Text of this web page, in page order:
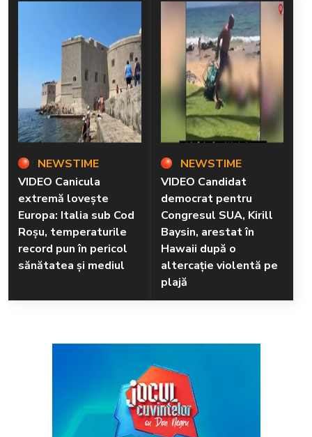
NEWSTIME
VIDEO Canicula
extremă lovește
Europa: Italia sub Cod
Roșu, temperaturile
record pun în pericol
sănătatea și mediul
NEWSTIME
VIDEO Candidat
democrat pentru
Congresul SUA, Kirill
Baysin, arestat în
Hawaii după o
altercație violentă pe
plajă